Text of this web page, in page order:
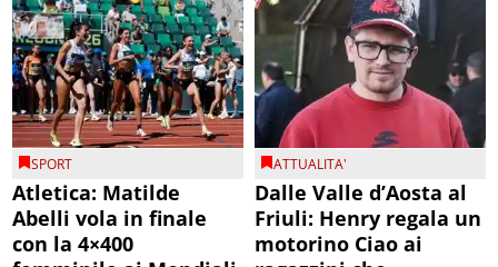
SPORT
Atletica: Matilde
Abelli vola in finale
con la 4×400
ATTUALITA'
Dalle Valle d’Aosta al
Friuli: Henry regala un
motorino Ciao ai